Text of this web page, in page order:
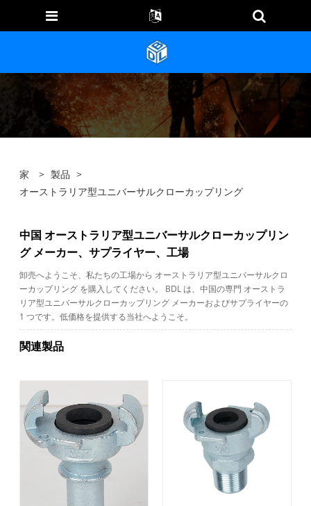
家 > 製品 >
オーストラリア型ユニバーサルクローカップリング
中国 オーストラリア型ユニバーサルクローカップリン
グ メーカー、サプライヤー、工場
卸売へようこそ、私たちの工場から オーストラリア型ユニバーサルクロ
ーカップリング を購入してください。 BDL は、中国の専門 オーストラ
リア型ユニバーサルクローカップリング メーカーおよびサプライヤーの
1 つです。低価格を提供する当社へようこそ。
関連製品